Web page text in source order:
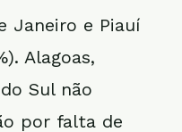
Janeiro e Piauí
Alagoas,
Sul não
por falta de